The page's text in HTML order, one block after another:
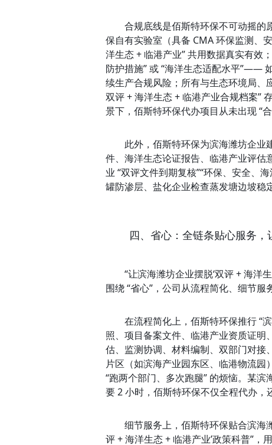
合规底线是佰斯特环保不可动摇的
保自有实验室（具备 CMA 环保监测、
洋生态 + 临港产业” 共用数据真实有效
防护措施” 或 “海洋生态适配水平”——
续生产合规风险；所有与生态环境局、
双评 + 海洋生态 + 临港产业合规档案”
景下，佰斯特环保代办项目从未出现 “
此外，佰斯特环保为滨海潍坊企业
件、海洋生态论证报告、临港产业评估
业 “双评文件到期复核”“环保、安全、
罐防渗层、盐化企业检查蒸发塘边坡稳
四、省心：全链条贴心服务
“让滨海潍坊企业摆脱‘双评 + 海洋
围绕 “省心”，公司从流程简化、细节服
在流程简化上，佰斯特环保推行 “
照、项目备案文件、临港产业资质证明
估、监测协调、材料编制、双部门对
片区（如滨海产业园东区、临港物流园
“跑两个部门、多次跑腿” 的烦恼。某
要 2 小时，佰斯特环保不仅全程代办
细节服务上，佰斯特环保贴合滨海
评 + 海洋生态 + 临港产业’政策科普”